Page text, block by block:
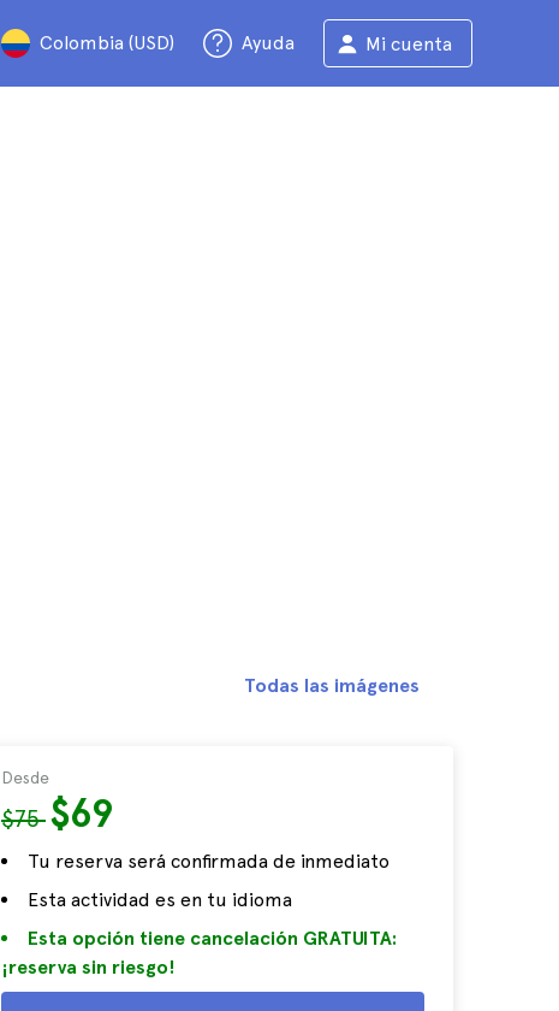
Colombia (USD) Ayuda Mi cuenta
Desde
$75$69
Tu reserva será confirmada de inmediato
Esta actividad es en tu idioma
Esta opción tiene cancelación GRATUITA:
¡reserva sin riesgo!
Todas las imágenes